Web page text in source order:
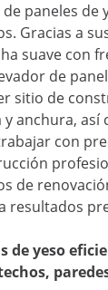
paneles de
Gracias a
suave con
de
sitio de
anchura, así
con
de
resultados
de yeso